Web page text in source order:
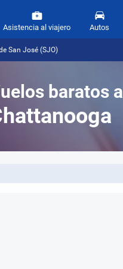
Asistencia al viajero Autos
San José (SJO)
baratos a